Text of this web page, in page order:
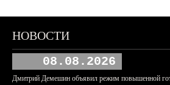
НОВОСТИ
08.08.2026
Дмитрий Демешин объявил режим повышенной